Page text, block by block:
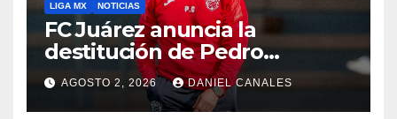
LIGA MX NOTICIAS
FC Juárez anuncia la
destitución de Pedro
Caixinha
AGOSTO 2, 2026 DANIEL CANALES